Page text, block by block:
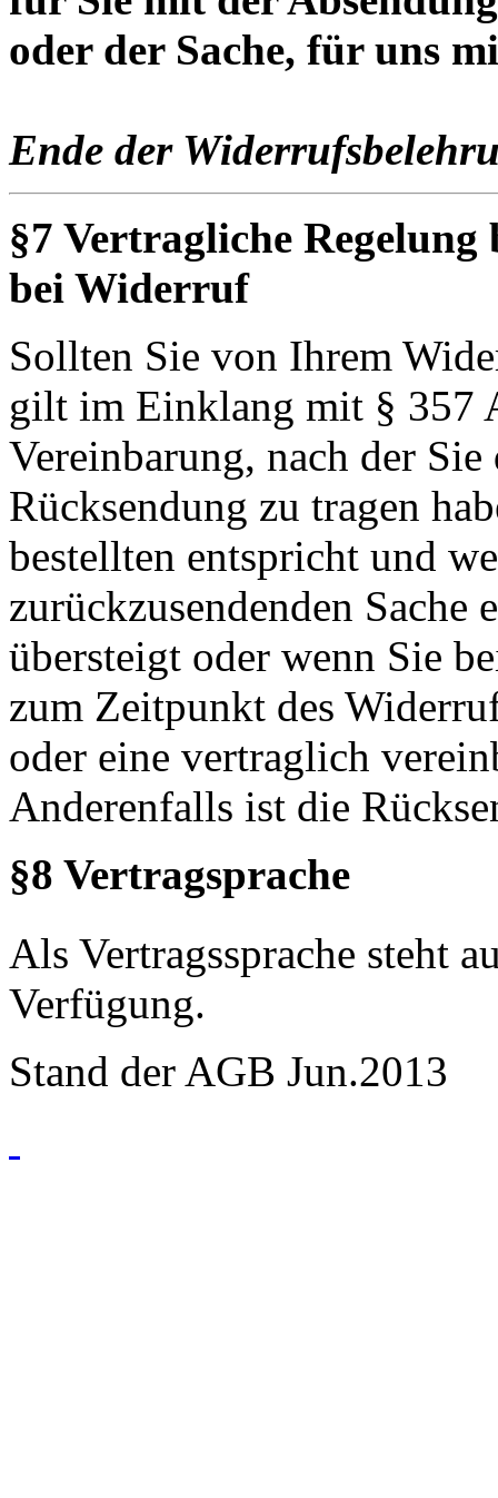
oder der Sache, für uns
Ende der
§7 Vertragliche Regelung
bei Widerruf
Sollten Sie von Ihrem
gilt im Einklang mit § 357
Vereinbarung, nach der
Rücksendung zu tragen
bestellten entspricht und
zurückzusendenden
übersteigt oder wenn Sie
zum Zeitpunkt des
oder eine vertraglich
Anderenfalls ist die
§8 Vertragsprache
Als Vertragssprache steht
Verfügung.
Stand der AGB Jun.2013